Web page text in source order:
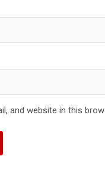
and website in this